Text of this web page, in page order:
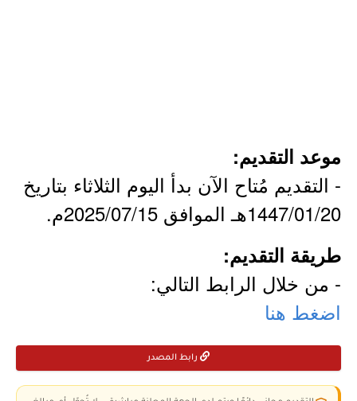
موعد التقديم:
- التقديم مُتاح الآن بدأ اليوم الثلاثاء بتاريخ
1447/01/20هـ الموافق 2025/07/15م.
طريقة التقديم:
- من خلال الرابط التالي:
اضغط هنا
رابط المصدر